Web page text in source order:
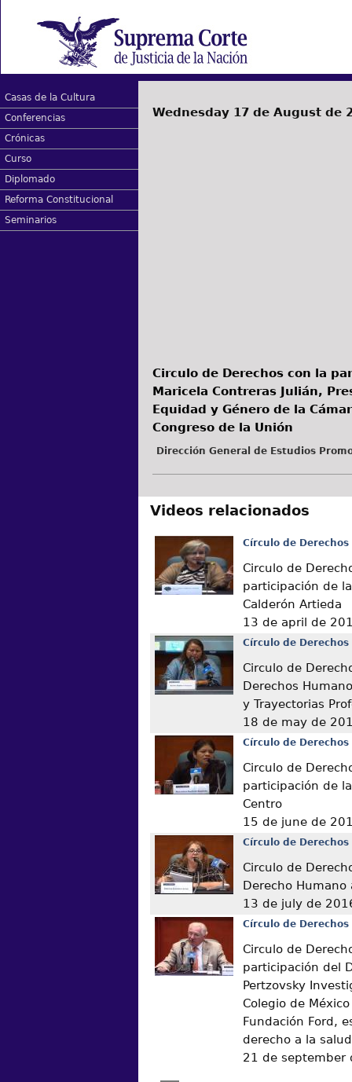
Casas de la Cultura
Conferencias
Crónicas
Curso
Diplomado
Reforma Constitucional
Seminarios
Wednesday 17 de August de
Circulo de Derechos con la
Maricela Contreras Julián,
Equidad y Género de la
Congreso de la Unión
Dirección General de Estudios
Videos relacionados
Círculo de Derechos
Circulo de
participación de
Calderón Artieda
13 de april de
Círculo de Derechos
Circulo de
Derechos
y Trayectorias
18 de may de
Círculo de Derechos
Circulo de
participación de
Centro
15 de june de
Círculo de Derechos
Circulo de
Derecho
13 de july de
Círculo de Derechos
Circulo de
participación del
Pertzovsky
Colegio de
Fundación Ford,
derecho a la salud
21 de september